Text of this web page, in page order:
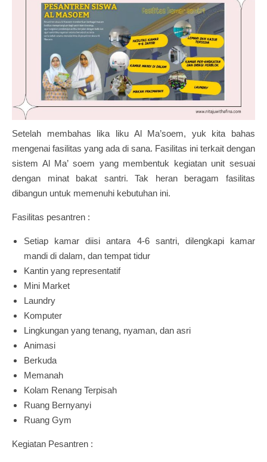
Setelah membahas lika liku Al Ma’soem, yuk kita bahas
mengenai fasilitas yang ada di sana. Fasilitas ini terkait dengan
sistem Al Ma’ soem yang membentuk kegiatan unit sesuai
dengan minat bakat santri. Tak heran beragam fasilitas
dibangun untuk memenuhi kebutuhan ini.
Fasilitas pesantren :
Setiap kamar diisi antara 4-6 santri, dilengkapi kamar
mandi di dalam, dan tempat tidur
Kantin yang representatif
Mini Market
Laundry
Komputer
Lingkungan yang tenang, nyaman, dan asri
Animasi
Berkuda
Memanah
Kolam Renang Terpisah
Ruang Bernyanyi
Ruang Gym
Kegiatan Pesantren :